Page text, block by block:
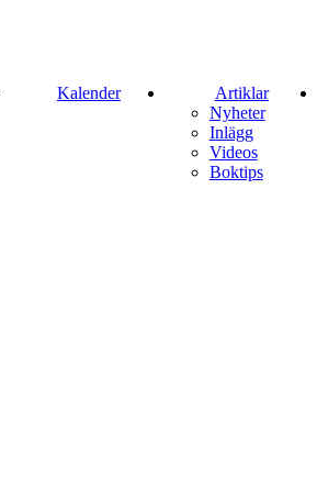
Kalender
Artiklar
Nyheter
Inlägg
Videos
Boktips